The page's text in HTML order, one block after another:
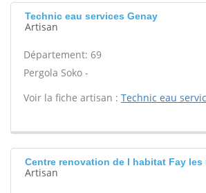
Technic eau services Genay
Artisan
Département: 69
Pergola Soko -
Voir la fiche artisan : Technic eau
Centre renovation de l habitat Fay les
Artisan